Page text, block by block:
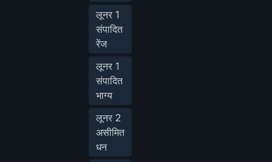
लूनर 1
संपादित
रेंज
लूनर 1
संपादित
भाग्य
लूनर 2
असीमित
धन